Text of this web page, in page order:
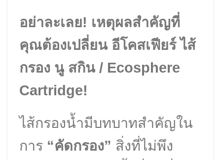
อย่าละเลย! เหตุผลสำคัญที่
คุณต้องเปลี่ยน อีโคสเฟียร์ ไส้
กรอง นู สกิน / Ecosphere
Cartridge!
ไส้กรองน้ำมีบทบาทสำคัญใน
การ “คัดกรอง” สิ่งที่ไม่พึง